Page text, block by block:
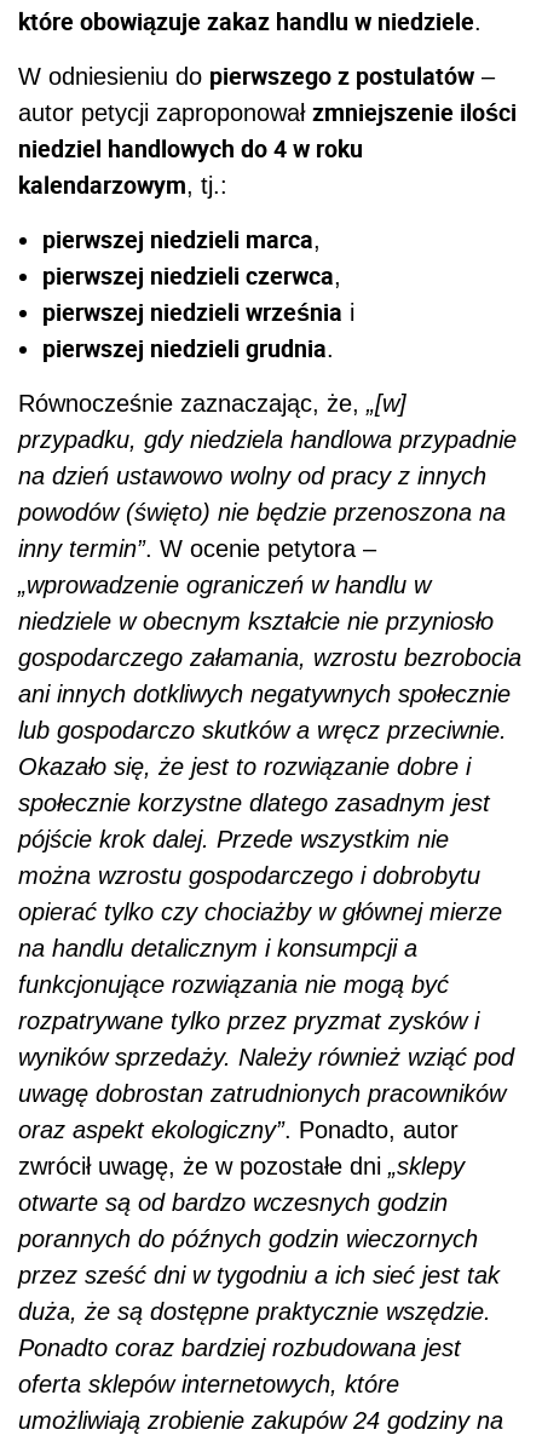
które obowiązuje zakaz handlu w niedziele.
W odniesieniu do pierwszego z postulatów –
autor petycji zaproponował zmniejszenie ilości
niedziel handlowych do 4 w roku
kalendarzowym, tj.:
pierwszej niedzieli marca,
pierwszej niedzieli czerwca,
pierwszej niedzieli września i
pierwszej niedzieli grudnia.
Równocześnie zaznaczając, że, „[w]
przypadku, gdy niedziela handlowa przypadnie
na dzień ustawowo wolny od pracy z innych
powodów (święto) nie będzie przenoszona na
inny termin”. W ocenie petytora –
„wprowadzenie ograniczeń w handlu w
niedziele w obecnym kształcie nie przyniosło
gospodarczego załamania, wzrostu bezrobocia
ani innych dotkliwych negatywnych społecznie
lub gospodarczo skutków a wręcz przeciwnie.
Okazało się, że jest to rozwiązanie dobre i
społecznie korzystne dlatego zasadnym jest
pójście krok dalej. Przede wszystkim nie
można wzrostu gospodarczego i dobrobytu
opierać tylko czy chociażby w głównej mierze
na handlu detalicznym i konsumpcji a
funkcjonujące rozwiązania nie mogą być
rozpatrywane tylko przez pryzmat zysków i
wyników sprzedaży. Należy również wziąć pod
uwagę dobrostan zatrudnionych pracowników
oraz aspekt ekologiczny”. Ponadto, autor
zwrócił uwagę, że w pozostałe dni „sklepy
otwarte są od bardzo wczesnych godzin
porannych do późnych godzin wieczornych
przez sześć dni w tygodniu a ich sieć jest tak
duża, że są dostępne praktycznie wszędzie.
Ponadto coraz bardziej rozbudowana jest
oferta sklepów internetowych, które
umożliwiają zrobienie zakupów 24 godziny na